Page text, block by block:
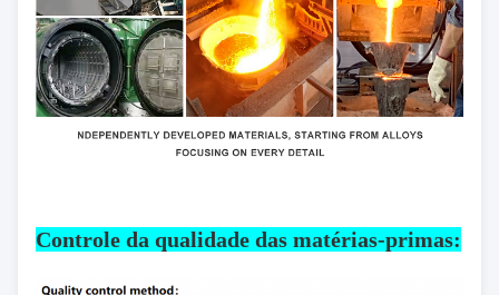
Controle da qualidade das matérias-primas: